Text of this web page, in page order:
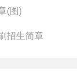
、航空服务、
级认定工作。
(图)
招生简章